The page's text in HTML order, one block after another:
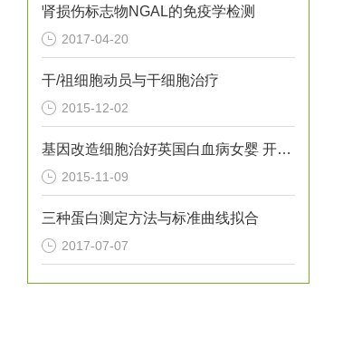
肾损伤标志物NGAL的免疫学检测
2017-04-20
干/祖细胞动员与干细胞治疗
2015-12-02
基因改造细胞治好英国白血病女婴 开创*
2015-11-09
三种蛋白测定方法与标准曲线拟合
2017-07-07